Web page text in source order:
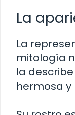
La
La
mitología
la
hermosa